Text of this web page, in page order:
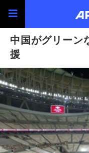
中国がグリーン
援